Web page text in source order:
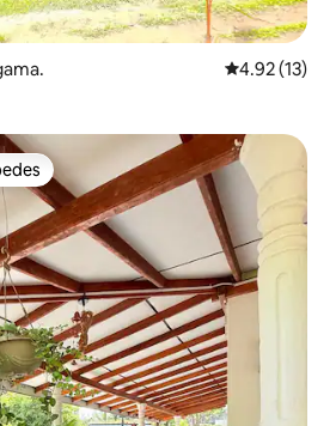
Calificación
4.92 (13)